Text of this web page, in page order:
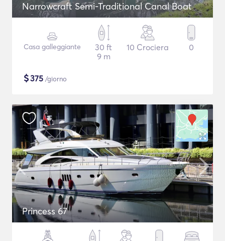
Narrowcraft Semi-Traditional Canal Boat
Casa galleggiante
30 ft
9 m
10 Crociera 0
$375 /giorno
Princess 67